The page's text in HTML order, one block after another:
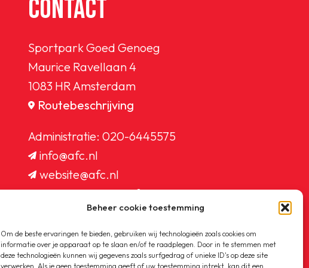
Beheer cookie toestemming
Om de beste ervaringen te bieden, gebruiken wij technologieën zoals cookies om
informatie over je apparaat op te slaan en/of te raadplegen. Door in te stemmen met
deze technologieën kunnen wij gegevens zoals surfgedrag of unieke ID's op deze site
verwerken. Als je geen toestemming geeft of uw toestemming intrekt, kan dit een
CONTACT
Sportpark Goed Genoeg
Maurice Ravellaan 4
1083 HR Amsterdam
Routebeschrijving
Administratie: 020-6445575
info@afc.nl
website@afc.nl
wedstrijdzaken@afc.nl
ledenadministratie@afc.nl